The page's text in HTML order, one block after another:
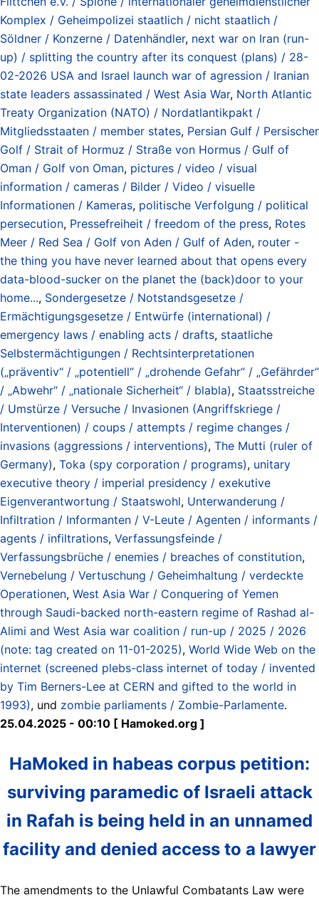
Komplex / Geheimpolizei staatlich / nicht staatlich /
Söldner / Konzerne / Datenhändler, next war on Iran (run-
up) / splitting the country after its conquest (plans) / 28-
02-2026 USA and Israel launch war of agression / Iranian
state leaders assassinated / West Asia War, North Atlantic
Treaty Organization (NATO) / Nordatlantikpakt /
Mitgliedsstaaten / member states, Persian Gulf / Persischer
Golf / Strait of Hormuz / Straße von Hormus / Gulf of
Oman / Golf von Oman, pictures / video / visual
information / cameras / Bilder / Video / visuelle
Informationen / Kameras, politische Verfolgung / political
persecution, Pressefreiheit / freedom of the press, Rotes
Meer / Red Sea / Golf von Aden / Gulf of Aden, router -
the thing you have never learned about that opens every
data-blood-sucker on the planet the (back)door to your
home..., Sondergesetze / Notstandsgesetze /
Ermächtigungsgesetze / Entwürfe (international) /
emergency laws / enabling acts / drafts, staatliche
Selbstermächtigungen / Rechtsinterpretationen
(„präventiv“ / „potentiell“ / „drohende Gefahr“ / „Gefährder“
/ „Abwehr“ / „nationale Sicherheit“ / blabla), Staatsstreiche
/ Umstürze / Versuche / Invasionen (Angriffskriege /
Interventionen) / coups / attempts / regime changes /
invasions (aggressions / interventions), The Mutti (ruler of
Germany), Toka (spy corporation / programs), unitary
executive theory / imperial presidency / exekutive
Eigenverantwortung / Staatswohl, Unterwanderung /
Infiltration / Informanten / V-Leute / Agenten / informants /
agents / infiltrations, Verfassungsfeinde /
Verfassungsbrüche / enemies / breaches of constitution,
Vernebelung / Vertuschung / Geheimhaltung / verdeckte
Operationen, West Asia War / Conquering of Yemen
through Saudi-backed north-eastern regime of Rashad al-
Alimi and West Asia war coalition / run-up / 2025 / 2026
(note: tag created on 11-01-2025), World Wide Web on the
internet (screened plebs-class internet of today / invented
by Tim Berners-Lee at CERN and gifted to the world in
1993), und zombie parliaments / Zombie-Parlamente.
25.04.2025 - 00:10 [ Hamoked.org ]
HaMoked in habeas corpus petition:
surviving paramedic of Israeli attack
in Rafah is being held in an unnamed
facility and denied access to a lawyer
The amendments to the Unlawful Combatants Law were